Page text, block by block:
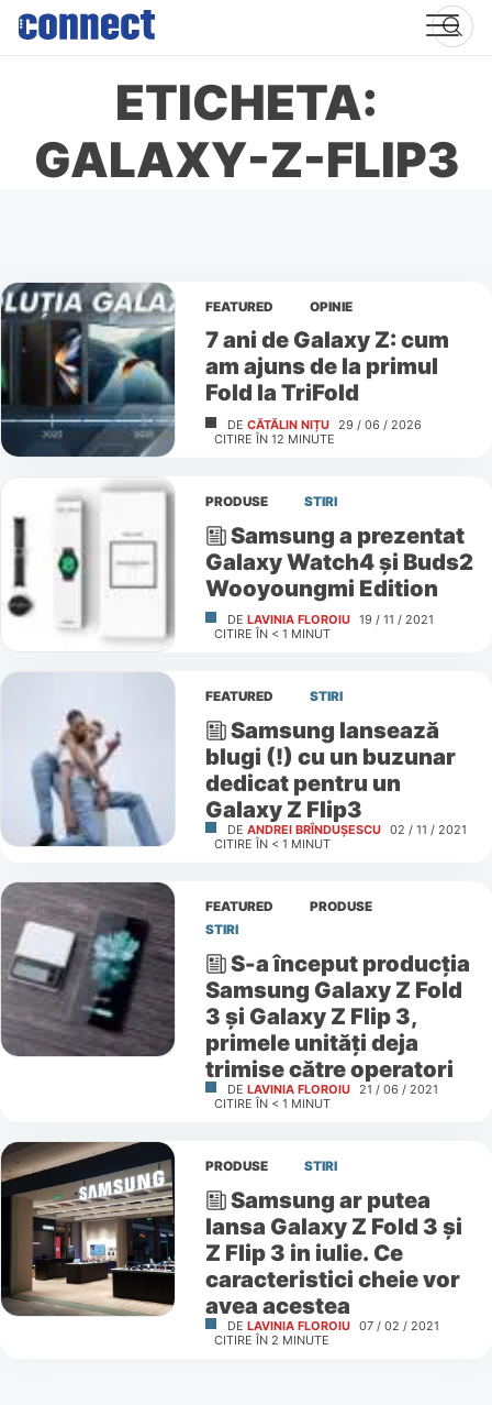
Skip
content
ETICHETA:
GALAXY-Z-FLIP3
FEATURED OPINIE
7 ani de Galaxy Z: cum
am ajuns de la primul
Fold la TriFold
DE CĂTĂLIN NIȚU 29 / 06 / 2026
CITIRE ÎN 12 MINUTE
PRODUSE STIRI
Samsung a prezentat
Galaxy Watch4 și Buds2
Wooyoungmi Edition
DE LAVINIA FLOROIU 19 / 11 / 2021
CITIRE ÎN < 1 MINUT
FEATURED STIRI
Samsung lansează
blugi (!) cu un buzunar
dedicat pentru un
Galaxy Z Flip3
DE ANDREI BRÎNDUȘESCU 02 / 11 / 2021
CITIRE ÎN < 1 MINUT
FEATURED
PRODUSE
STIRI
S-a început producția
Samsung Galaxy Z Fold
3 și Galaxy Z Flip 3,
primele unități deja
trimise către operatori
DE LAVINIA FLOROIU 21 / 06 / 2021
CITIRE ÎN < 1 MINUT
PRODUSE STIRI
Samsung ar putea
lansa Galaxy Z Fold 3 și
Z Flip 3 in iulie. Ce
caracteristici cheie vor
avea acestea
DE LAVINIA FLOROIU 07 / 02 / 2021
CITIRE ÎN 2 MINUTE